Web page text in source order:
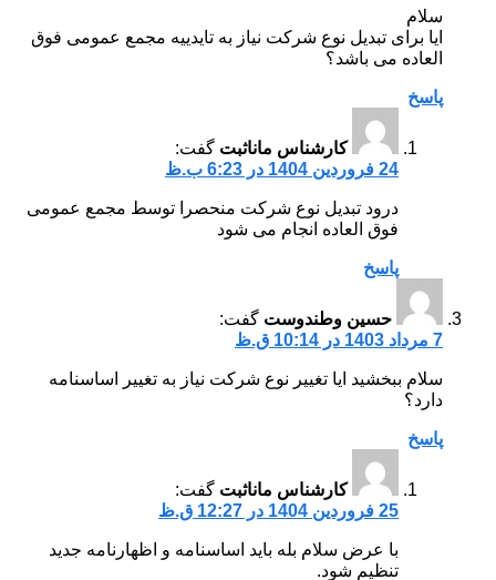
سلام
ایا برای تبدیل نوع شرکت نیاز به تایدییه مجمع عمومی فوق
العاده می باشد؟
پاسخ
کارشناس ماناثبت گفت:
24 فروردین 1404 در 6:23 ب.ظ
درود تبدیل نوع شرکت منحصرا توسط مجمع عمومی
فوق العاده انجام می شود
پاسخ
حسین وطندوست گفت:
7 مرداد 1403 در 10:14 ق.ظ
سلام ببخشید ایا تغییر نوع شرکت نیاز به تغییر اساسنامه
دارد؟
پاسخ
کارشناس ماناثبت گفت:
25 فروردین 1404 در 12:27 ق.ظ
با عرض سلام بله باید اساسنامه و اظهارنامه جدید
تنظیم شود.